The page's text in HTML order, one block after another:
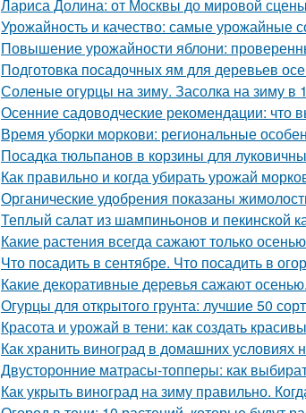
Лариса Долина: от Москвы до мировой сцены
Урожайность и качество: самые урожайные
Повышение урожайности яблони:
Подготовка посадочных ям для деревьев
Соленые огурцы на зиму. Засолка на зиму в
Осенние садоводческие рекомендации: что
Время уборки моркови: региональные
Посадка тюльпанов в корзины для
Как правильно и когда убирать урожай
Органические удобрения показаны
Теплый салат из шампиньонов и пекинской
Какие растения всегда сажают только
Что посадить в сентябре. Что посадить в
Какие декоративные деревья сажают
Огурцы для открытого грунта: лучшие 50
Красота и урожай в тени: как создать
Как хранить виноград в домашних условиях
Двусторонние матрасы-топперы: как
Как укрыть виноград на зиму правильно.